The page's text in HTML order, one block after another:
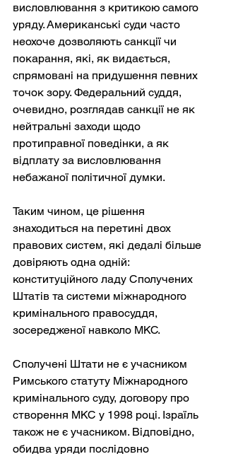
висловлювання з критикою самого
уряду. Американські суди часто
неохоче дозволяють санкції чи
покарання, які, як видається,
спрямовані на придушення певних
точок зору. Федеральний суддя,
очевидно, розглядав санкції не як
нейтральні заходи щодо
протиправної поведінки, а як
відплату за висловлювання
небажаної політичної думки.
Таким чином, це рішення
знаходиться на перетині двох
правових систем, які дедалі більше
довіряють одна одній:
конституційного ладу Сполучених
Штатів та системи міжнародного
кримінального правосуддя,
зосередженої навколо МКС.
Сполучені Штати не є учасником
Римського статуту Міжнародного
кримінального суду, договору про
створення МКС у 1998 році. Ізраїль
також не є учасником. Відповідно,
обидва уряди послідовно